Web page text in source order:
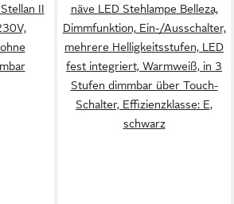
II
näve LED Stehlampe Belleza,
Dimmfunktion, Ein-/Ausschalter,
mehrere Helligkeitsstufen, LED
fest integriert, Warmweiß, in 3
Stufen dimmbar über Touch-
Schalter, Effizienzklasse: E,
schwarz